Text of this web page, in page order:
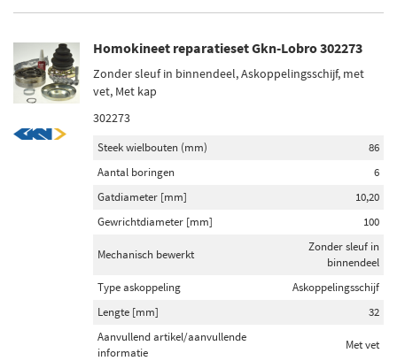
Homokineet reparatieset Gkn-Lobro 302273
Zonder sleuf in binnendeel, Askoppelingsschijf, met
vet, Met kap
302273
Steek wielbouten (mm)
86
Aantal boringen
6
Gatdiameter [mm]
10,20
Gewrichtdiameter [mm]
100
Mechanisch bewerkt
Zonder sleuf in
binnendeel
Type askoppeling
Askoppelingsschijf
Lengte [mm]
32
Aanvullend artikel/aanvullende
informatie
Met vet